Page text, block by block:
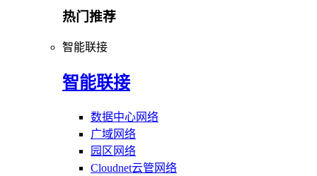
热门推荐
智能联接
智能联接
数据中心网络
广域网络
园区网络
Cloudnet云管网络